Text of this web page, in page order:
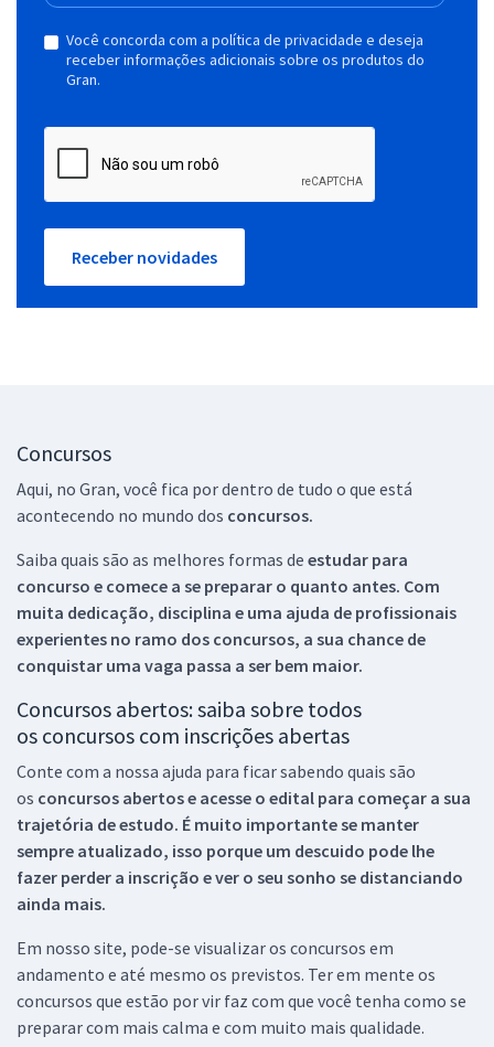
Você concorda com a política de privacidade e deseja
receber informações adicionais sobre os produtos do
Gran.
Receber novidades
Concursos
Aqui, no Gran, você fica por dentro de tudo o que está
acontecendo no mundo dos concursos.
Saiba quais são as melhores formas de estudar para
concurso e comece a se preparar o quanto antes. Com
muita dedicação, disciplina e uma ajuda de profissionais
experientes no ramo dos concursos, a sua chance de
conquistar uma vaga passa a ser bem maior.
Concursos abertos: saiba sobre todos
os concursos com inscrições abertas
Conte com a nossa ajuda para ficar sabendo quais são
os concursos abertos e acesse o edital para começar a sua
trajetória de estudo. É muito importante se manter
sempre atualizado, isso porque um descuido pode lhe
fazer perder a inscrição e ver o seu sonho se distanciando
ainda mais.
Em nosso site, pode-se visualizar os concursos em
andamento e até mesmo os previstos. Ter em mente os
concursos que estão por vir faz com que você tenha como se
preparar com mais calma e com muito mais qualidade.